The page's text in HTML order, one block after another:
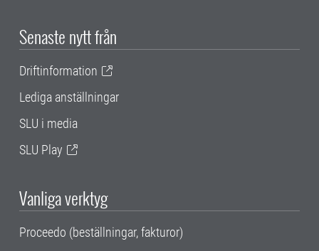
Senaste nytt från
Driftinformation
Lediga anställningar
SLU i media
SLU Play
Vanliga verktyg
Proceedo (beställningar, fakturor)